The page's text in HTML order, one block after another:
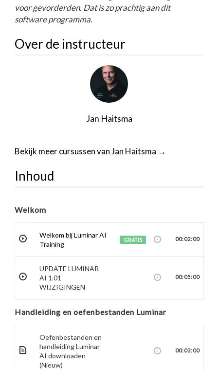
voor gevorderden. Dat is zo prachtig aan dit
software programma.
Over de instructeur
Jan Haitsma
Bekijk meer cursussen van Jan Haitsma →
Inhoud
Welkom
Welkom bij Luminar AI
Training
GRATIS 00:02:00
UPDATE LUMINAR
AI 1.01
WIJZIGINGEN
00:05:00
Handleiding en oefenbestanden Luminar
Oefenbestanden en
handleiding Luminar
AI downloaden
(Nieuw)
00:03:00